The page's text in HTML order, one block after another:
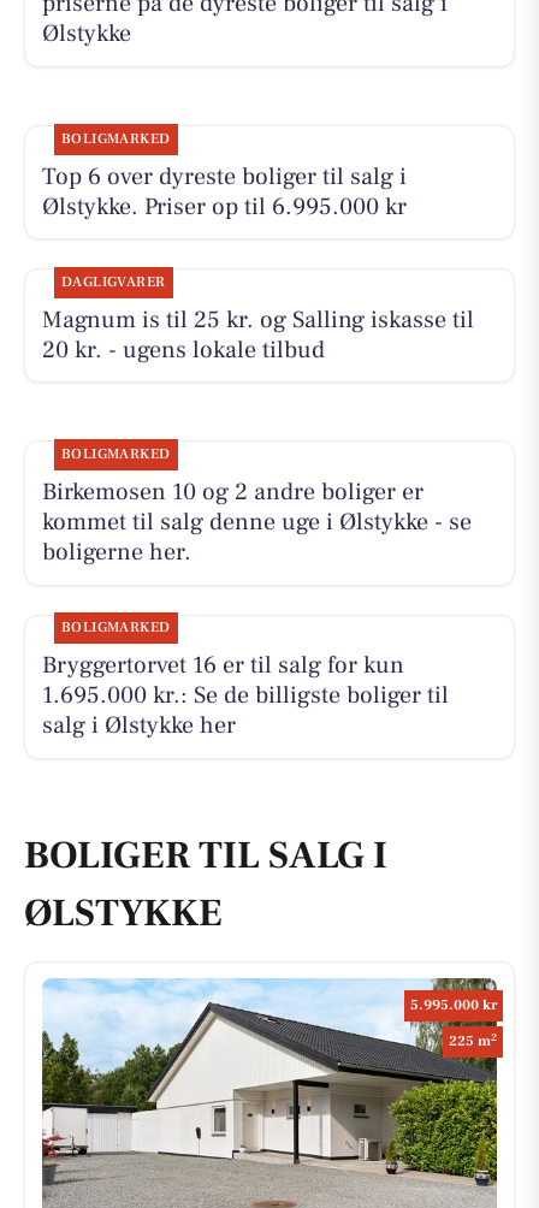
Ølstykke
BOLIGMARKED
Top 6 over dyreste boliger til salg i
Ølstykke. Priser op til 6.995.000 kr
DAGLIGVARER
Magnum is til 25 kr. og Salling iskasse til
20 kr. - ugens lokale tilbud
BOLIGMARKED
Birkemosen 10 og 2 andre boliger er
kommet til salg denne uge i Ølstykke - se
boligerne her.
BOLIGMARKED
Bryggertorvet 16 er til salg for kun
1.695.000 kr.: Se de billigste boliger til
salg i Ølstykke her
BOLIGER TIL SALG I
ØLSTYKKE
5.995.000 kr
225 m2